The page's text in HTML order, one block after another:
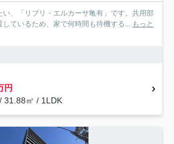
、「リブリ・エルカーサ亀有」です。共用部
しているため、家で何時間も待機する... もっと
円
31.88㎡ / 1LDK